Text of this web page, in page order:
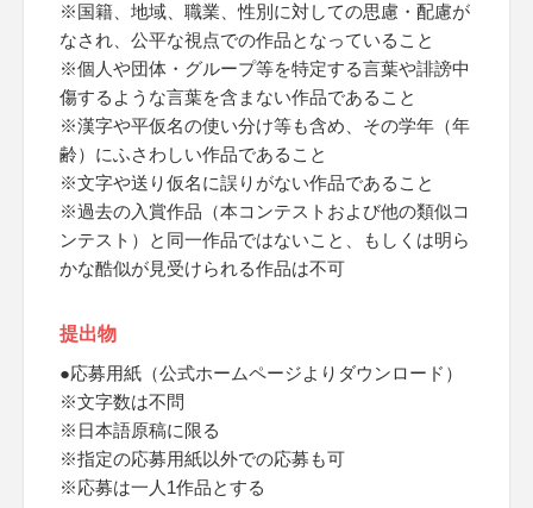
※国籍、地域、職業、性別に対しての思慮・配慮が
なされ、公平な視点での作品となっていること
※個人や団体・グループ等を特定する言葉や誹謗中
傷するような言葉を含まない作品であること
※漢字や平仮名の使い分け等も含め、その学年（年
齢）にふさわしい作品であること
※文字や送り仮名に誤りがない作品であること
※過去の入賞作品（本コンテストおよび他の類似コ
ンテスト）と同一作品ではないこと、もしくは明ら
かな酷似が見受けられる作品は不可
提出物
●応募用紙（公式ホームページよりダウンロード）
※文字数は不問
※日本語原稿に限る
※指定の応募用紙以外での応募も可
※応募は一人1作品とする